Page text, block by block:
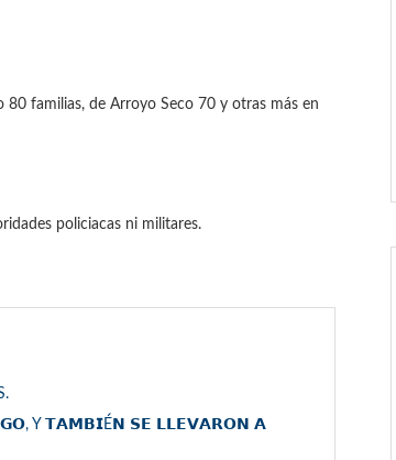
80 familias, de Arroyo Seco 70 y otras más en
policiacas ni militares.
Y 𝗧𝗔𝗠𝗕𝗜É𝗡 𝗦𝗘 𝗟𝗟𝗘𝗩𝗔𝗥𝗢𝗡 𝗔